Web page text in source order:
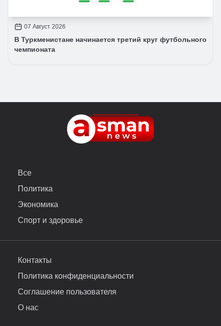
07 Август 2026
В Туркменистане начинается третий круг футбольного
чемпионата
Все
Политика
Экономика
Спорт и здоровье
Контакты
Политика конфиденциальности
Соглашение пользователя
О нас